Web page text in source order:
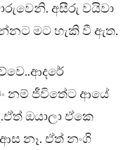
අසීරු වයිවා
මට හැකි වී ඇත.
නම් ජීවිතේට ආයේ
ඔයාලා ඒකෙ
නෑ. ඒත් නංගි